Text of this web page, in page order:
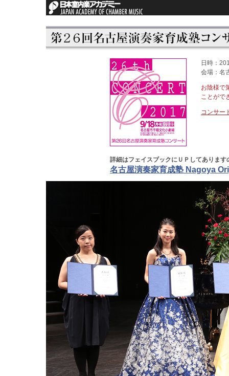
日時：
会場：名
お陰様で
ことがで
コンサー
詳細はフェイスブックにＵＰしてあります
名古屋演奏家育成塾 Nagoya